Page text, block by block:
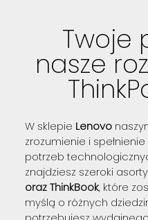
Twoje
nasze
W sklepie Lenovo
zrozumienie i
potrzeb
znajdziesz szeroki
oraz ThinkBook, które
myślą o różnych